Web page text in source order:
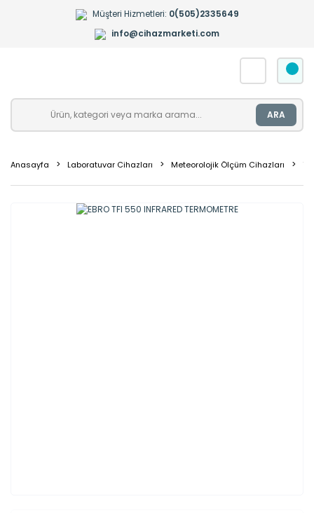
Müşteri Hizmetleri: 0(505)2335649
info@cihazmarketi.com
ARA
Anasayfa Laboratuvar Cihazları Meteorolojik Ölçüm Cihazları